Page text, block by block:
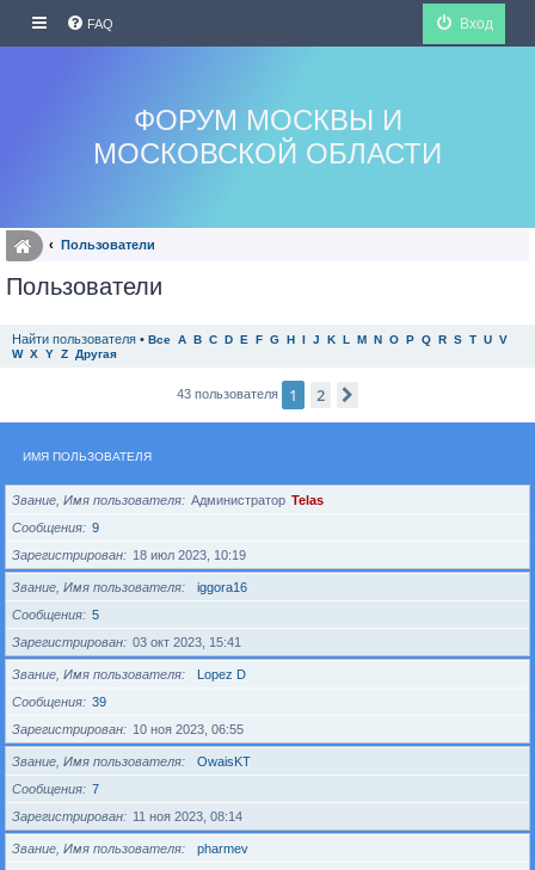
FAQ Вход
ФОРУМ МОСКВЫ И
МОСКОВСКОЙ ОБЛАСТИ
Пользователи
Пользователи
Найти пользователя • Все A B C D E F G H I J K L M N O P Q R S T U V
W X Y Z Другая
43 пользователя 1 2
ИМЯ ПОЛЬЗОВАТЕЛЯ
Звание, Имя пользователя Администратор Telas
Сообщения
9
Зарегистрирован
18 июл 2023, 10:19
Звание, Имя пользователя
iggora16
Сообщения
5
Зарегистрирован
03 окт 2023, 15:41
Звание, Имя пользователя
Lopez D
Сообщения
39
Зарегистрирован
10 ноя 2023, 06:55
Звание, Имя пользователя
OwaisKT
Сообщения
7
Зарегистрирован
11 ноя 2023, 08:14
Звание, Имя пользователя
pharmev